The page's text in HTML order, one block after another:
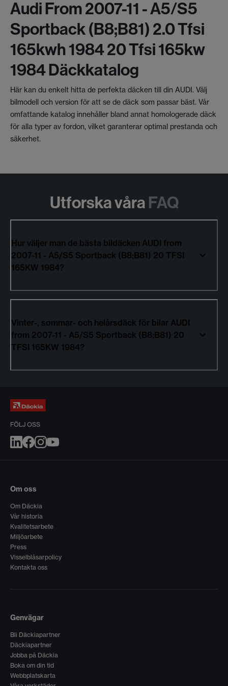
Audi From 2007-11 - A5/s5
Sportback (b8;b81) 2.0 Tfsi
165kwh 1984 20 Tfsi 165kw
1984 Däckkatalog
Här kan du enkelt hitta de perfekta däcken till din AUDI. Välj
bilmodell och version för att se de däck som passar bäst. Vår
omfattande katalog innehåller bland annat homologerade däck
för alla typer av fordon, vilket garanterar optimal prestanda och
säkerhet.
Utforska våra FAQ
Hur väljer man de bästa bildäcken AUDI from
2007-11 - A5/S5 Sportback (B8;B81) 20 TFSI
165KW 1984?
Vinter-, sommar- och helårsdäck för bilar AUDI
from 2007-11 - A5/S5 Sportback (B8;B81) 20
TFSI 165KW 1984?
FÖLJ OSS
Om oss
Om Däckia
Vår historia
Kvalitetsarbete
Miljöarbete
Press
Visselblåsarpolicy
Kontakta oss
Genvägar
Bli Däckiapartner
Däckiapartner
Jobba på Däckia
Boka om din tid
Webbplatskarta